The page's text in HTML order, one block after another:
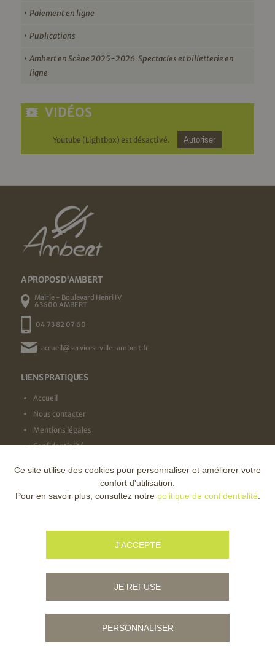
Paiement en ligne
Publications
Ambert en Scène 2025-2026. Spectacles et billetterie en
ligne
VIDÉOS
Youtube (Lightbox) est désactivé. Autoriser
A PROPOS D'AMBERT
Mairie - Boulevard Henri IV
63600 AMBERT
04 73 82 07 60
accueil@services-ville-ambert.fr
LIENS PRATIQUES
Accueil
Nous contacter
Mentions légales
Confidentialité
NOS LABELS
Ce site utilise des cookies pour personnaliser et améliorer votre
confort d'utilisation.
Pour en savoir plus, consultez notre politique de confidentialité
J'ACCEPTE
JE REFUSE
PERSONNALISER